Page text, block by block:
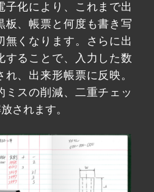
子化により、これまで出
板、帳票と何度も書き写
無くなります。さらに出
することで、入力した数
、出来形帳票に反映。
ミスの削減、二重チェッ
されます。